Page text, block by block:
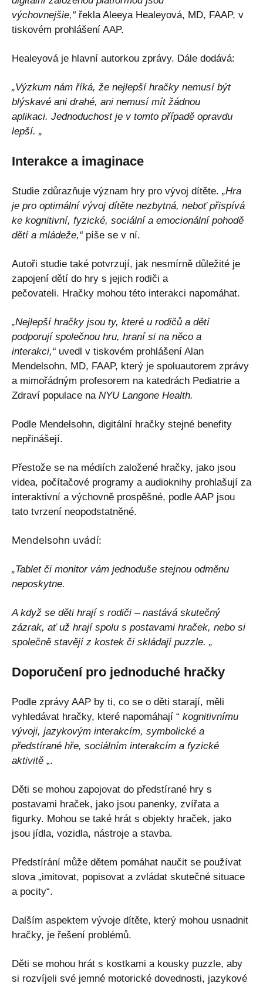
výchovnejšie,“ řekla Aleeya Healeyová, MD, FAAP, v
tiskovém prohlášení AAP.
Healeyová je hlavní autorkou zprávy. Dále dodává:
„Výzkum nám říká, že nejlepší hračky nemusí být
blýskavé ani drahé, ani nemusí mít žádnou
aplikaci. Jednoduchost je v tomto případě opravdu
lepší. „
Interakce a imaginace
Studie zdůrazňuje význam hry pro vývoj dítěte. „Hra
je pro optimální vývoj dítěte nezbytná, neboť přispívá
ke kognitivní, fyzické, sociální a emocionální pohodě
dětí a mládeže,“ píše se v ní.
Autoři studie také potvrzují, jak nesmírně důležité je
zapojení dětí do hry s jejich rodiči a
pečovateli. Hračky mohou této interakci napomáhat.
„Nejlepší hračky jsou ty, které u rodičů a dětí
podporují společnou hru, hraní si na něco a
interakci,“ uvedl v tiskovém prohlášení Alan
Mendelsohn, MD, FAAP, který je spoluautorem zprávy
a mimořádným profesorem na katedrách Pediatrie a
Zdraví populace na NYU Langone Health.
Podle Mendelsohn, digitální hračky stejné benefity
nepřinášejí.
Přestože se na médiích založené hračky, jako jsou
videa, počítačové programy a audioknihy prohlašují za
interaktivní a výchovně prospěšné, podle AAP jsou
tato tvrzení neopodstatněné.
Mendelsohn uvádí:
„Tablet či monitor vám jednoduše stejnou odměnu
neposkytne.
A když se děti hrají s rodiči – nastává skutečný
zázrak, ať už hrají spolu s postavami hraček, nebo si
společně stavějí z kostek či skládají puzzle. „
Doporučení pro jednoduché hračky
Podle zprávy AAP by ti, co se o děti starají, měli
vyhledávat hračky, které napomáhají “ kognitivnímu
vývoji, jazykovým interakcím, symbolické a
předstírané hře, sociálním interakcím a fyzické
aktivitě „.
Děti se mohou zapojovat do předstírané hry s
postavami hraček, jako jsou panenky, zvířata a
figurky. Mohou se také hrát s objekty hraček, jako
jsou jídla, vozidla, nástroje a stavba.
Předstírání může dětem pomáhat naučit se používat
slova „imitovat, popisovat a zvládat skutečné situace
a pocity“.
Dalším aspektem vývoje dítěte, který mohou usnadnit
hračky, je řešení problémů.
Děti se mohou hrát s kostkami a kousky puzzle, aby
si rozvíjeli své jemné motorické dovednosti, jazykové